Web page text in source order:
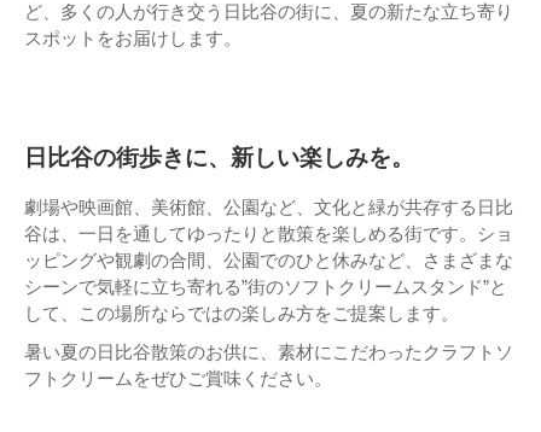
ど、多くの人が行き交う日比谷の街に、夏の新たな立ち寄り
スポットをお届けします。
日比谷の街歩きに、新しい楽しみを。
劇場や映画館、美術館、公園など、文化と緑が共存する日比
谷は、一日を通してゆったりと散策を楽しめる街です。ショ
ッピングや観劇の合間、公園でのひと休みなど、さまざまな
シーンで気軽に立ち寄れる”街のソフトクリームスタンド”と
して、この場所ならではの楽しみ方をご提案します。
暑い夏の日比谷散策のお供に、素材にこだわったクラフトソ
フトクリームをぜひご賞味ください。